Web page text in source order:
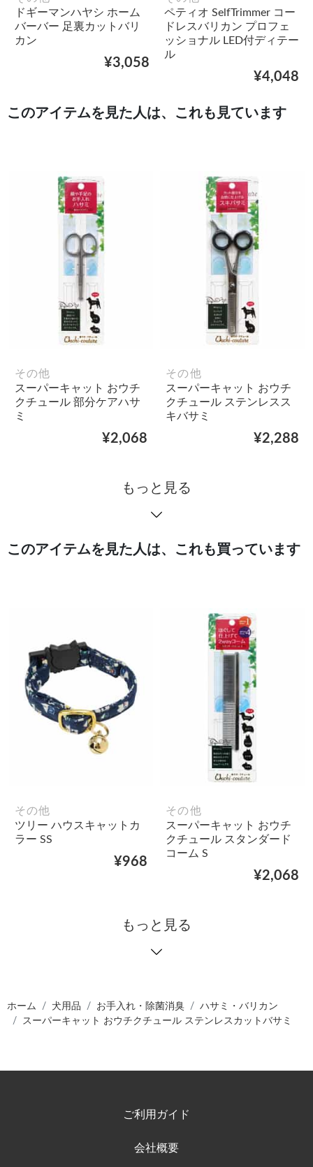
ドギーマンハヤシ ホーム
バーバー 足裏カットバリ
カン
¥3,058
ペティオ SelfTrimmer コー
ドレスバリカン プロフェ
ッショナル LED付ディテー
ル
¥4,048
このアイテムを見た人は、これも見ています
その他
スーパーキャット おウチ
クチュール 部分ケアハサ
ミ
¥2,068
その他
スーパーキャット おウチ
クチュール ステンレスス
キバサミ
¥2,288
もっと見る
このアイテムを見た人は、これも買っています
その他
ツリー ハウスキャットカ
ラー SS
¥968
その他
スーパーキャット おウチ
クチュール スタンダード
コーム S
¥2,068
もっと見る
ホーム 犬用品 お手入れ・除菌消臭
ハサミ・バリカン
スーパーキャット おウチクチュール ステンレスカットバサミ
ご利用ガイド
会社概要